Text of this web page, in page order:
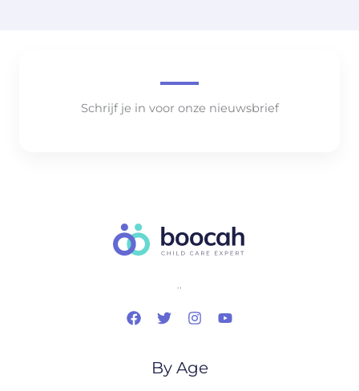
Schrijf je in voor onze nieuwsbrief
..
By Age